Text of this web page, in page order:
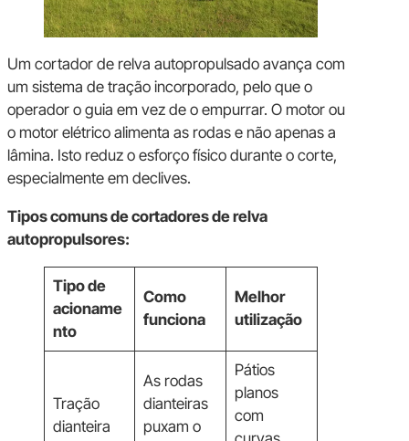
Um cortador de relva autopropulsado avança com
um sistema de tração incorporado, pelo que o
operador o guia em vez de o empurrar. O motor ou
o motor elétrico alimenta as rodas e não apenas a
lâmina. Isto reduz o esforço físico durante o corte,
especialmente em declives.
Tipos comuns de cortadores de relva
autopropulsores:
Tipo de
acioname
nto
Como
funciona
Melhor
utilização
Tração
dianteira
As rodas
dianteiras
puxam o
Pátios
planos
com